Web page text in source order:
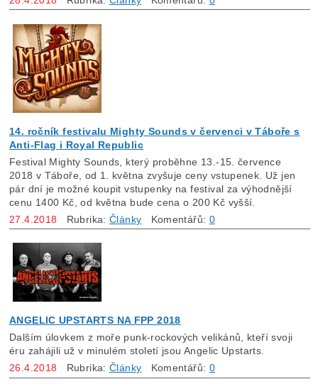
14. ročník festivalu Mighty Sounds v červenci v Táboře s
Anti-Flag i Royal Republic
Festival Mighty Sounds, který proběhne 13.-15. července
2018 v Táboře, od 1. května zvyšuje ceny vstupenek. Už jen
pár dní je možné koupit vstupenky na festival za výhodnější
cenu 1400 Kč, od května bude cena o 200 Kč vyšší.
27.4.2018 Rubrika:Články Komentářů: 0
ANGELIC UPSTARTS NA FPP 2018
Dalším úlovkem z moře punk-rockových velikánů, kteří svoji
éru zahájili už v minulém století jsou Angelic Upstarts.
26.4.2018 Rubrika:Články Komentářů: 0